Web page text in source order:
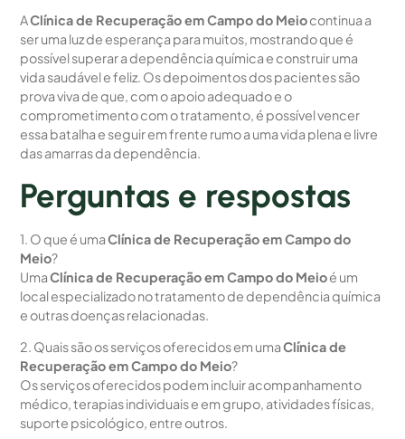
AClínica de Recuperação em Campo do Meiocontinua a
ser uma luz de esperança para muitos, mostrando que é
possível superar a dependência química e construir uma
vida saudável e feliz. Os depoimentos dos pacientes são
prova viva de que, com o apoio adequado e o
comprometimento com o tratamento, é possível vencer
essa batalha e seguir em frente rumo a uma vida plena e livre
das amarras da dependência.
Perguntas e respostas
1. O que é umaClínica de Recuperação em Campo do
Meio?
UmaClínica de Recuperação em Campo do Meioé um
local especializado no tratamento de dependência química
e outras doenças relacionadas.
2. Quais são os serviços oferecidos em umaClínica de
Recuperação em Campo do Meio?
Os serviços oferecidos podem incluir acompanhamento
médico, terapias individuais e em grupo, atividades físicas,
suporte psicológico, entre outros.